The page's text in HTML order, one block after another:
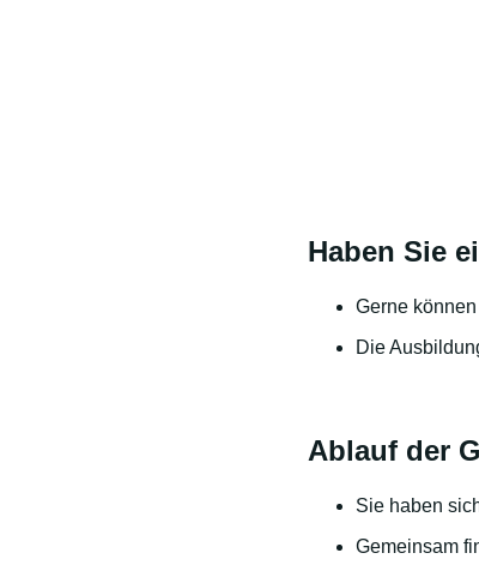
Haben Sie
Gerne
Die
Ablauf der
Sie haben
Gemeinsam